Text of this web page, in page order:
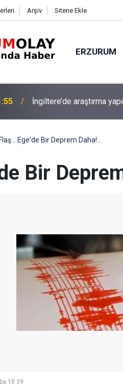
Arşiv Sitene Ekle
ERZURUM
Çay sohbeti iddiaya
Flaş... Ege'de Bir Deprem Daha!...
Bir
18:39